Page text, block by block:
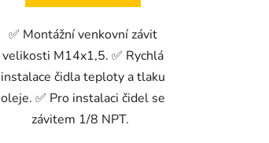
✅ Montážní venkovní závit
velikosti M14x1,5. ✅ Rychlá
instalace čidla teploty a tlaku
oleje. ✅ Pro instalaci čidel se
závitem 1/8 NPT.